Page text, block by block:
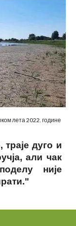
лета 2022. године
дуго и
али чак
није